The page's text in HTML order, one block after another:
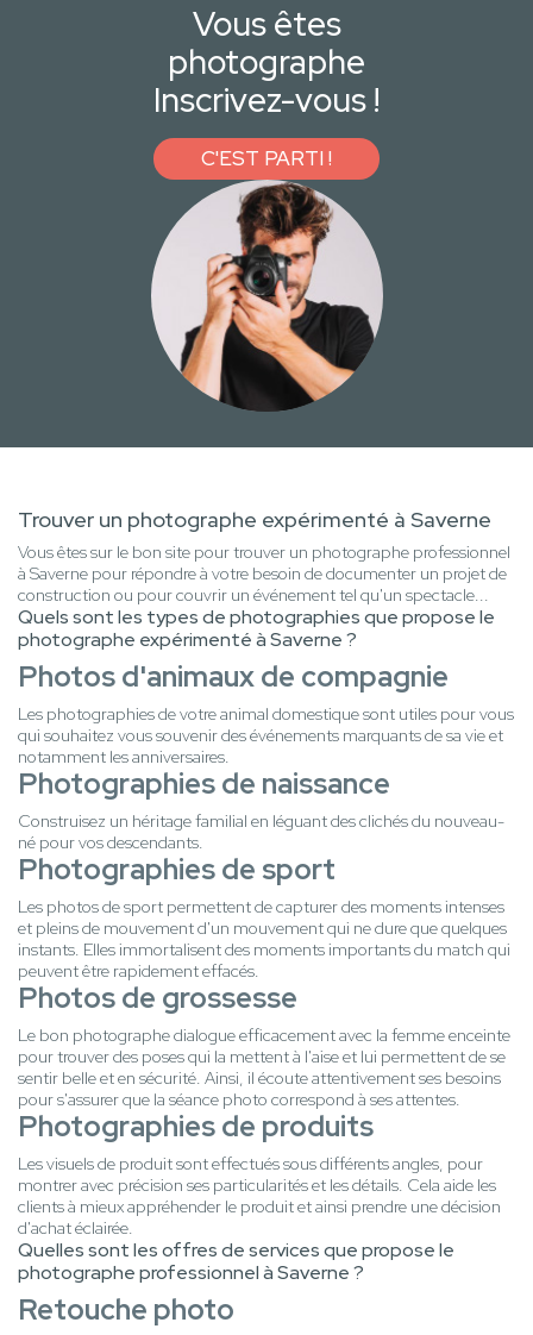
Vous êtes
photographe
Inscrivez-vous !
C'EST PARTI !
Trouver un photographe expérimenté à Saverne
Vous êtes sur le bon site pour trouver un photographe professionnel
à Saverne pour répondre à votre besoin de documenter un projet de
construction ou pour couvrir un événement tel qu'un spectacle...
Quels sont les types de photographies que propose le
photographe expérimenté à Saverne ?
Photos d'animaux de compagnie
Les photographies de votre animal domestique sont utiles pour vous
qui souhaitez vous souvenir des événements marquants de sa vie et
notamment les anniversaires.
Photographies de naissance
Construisez un héritage familial en léguant des clichés du nouveau-
né pour vos descendants.
Photographies de sport
Les photos de sport permettent de capturer des moments intenses
et pleins de mouvement d'un mouvement qui ne dure que quelques
instants. Elles immortalisent des moments importants du match qui
peuvent être rapidement effacés.
Photos de grossesse
Le bon photographe dialogue efficacement avec la femme enceinte
pour trouver des poses qui la mettent à l'aise et lui permettent de se
sentir belle et en sécurité. Ainsi, il écoute attentivement ses besoins
pour s'assurer que la séance photo correspond à ses attentes.
Photographies de produits
Les visuels de produit sont effectués sous différents angles, pour
montrer avec précision ses particularités et les détails. Cela aide les
clients à mieux appréhender le produit et ainsi prendre une décision
d'achat éclairée.
Quelles sont les offres de services que propose le
photographe professionnel à Saverne ?
Retouche photo